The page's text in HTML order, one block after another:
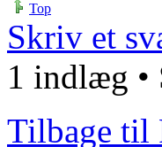
Top
Skriv et
1 indlæg •
Tilbage til